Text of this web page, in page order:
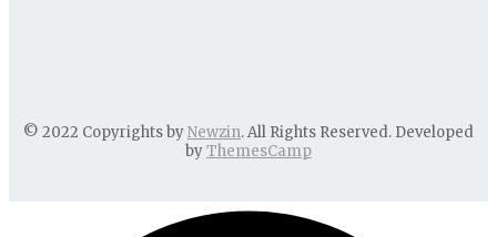
© 2022 Copyrights byNewzin. All Rights Reserved. Developed
byThemesCamp